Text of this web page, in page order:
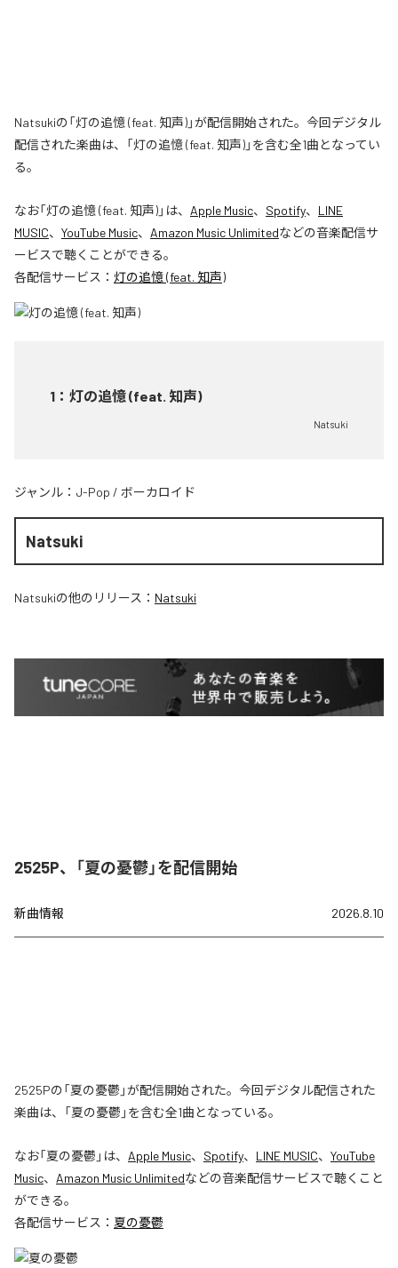
Natsukiの「灯の追憶 (feat. 知声)」が配信開始された。今回デジタル
配信された楽曲は、「灯の追憶 (feat. 知声)」を含む全1曲となってい
る。
なお「灯の追憶 (feat. 知声)」は、 Apple Music、 Spotify、 LINE
MUSIC、 YouTube Music、 Amazon Music Unlimitedなどの音楽配信サ
ービスで聴くことができる。
各配信サービス： 灯の追憶 (feat. 知声)
1 ： 灯の追憶 (feat. 知声)
Natsuki
ジャンル： J-Pop / ボーカロイド
Natsuki
Natsukiの他のリリース： Natsuki
2525P、「夏の憂鬱」を配信開始
新曲情報 2026.8.10
2525Pの「夏の憂鬱」が配信開始された。今回デジタル配信された
楽曲は、「夏の憂鬱」を含む全1曲となっている。
なお「夏の憂鬱 」は、 Apple Music、 Spotify、 LINE MUSIC、 YouTube
Music、 Amazon Music Unlimitedなどの音楽配信サービスで聴くこと
ができる。
各配信サービス： 夏の憂鬱